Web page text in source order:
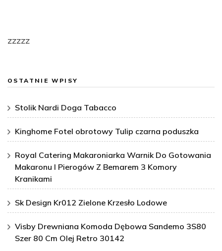
zzzzz
OSTATNIE WPISY
Stolik Nardi Doga Tabacco
Kinghome Fotel obrotowy Tulip czarna poduszka
Royal Catering Makaroniarka Warnik Do Gotowania
Makaronu I Pierogów Z Bemarem 3 Komory
Kranikami
Sk Design Kr012 Zielone Krzesło Lodowe
Visby Drewniana Komoda Dębowa Sandemo 3S80
Szer 80 Cm Olej Retro 30142